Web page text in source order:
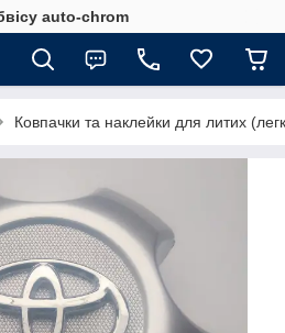
auto-chrom
Ковпачки та наклейки для литих